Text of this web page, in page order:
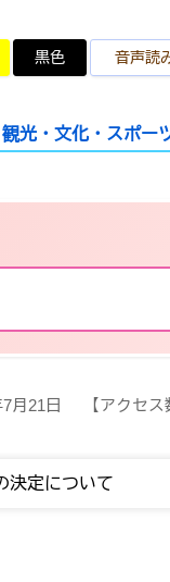
黒色 音声読
観光・文化・スポー
月21日 【アクセス
決定について